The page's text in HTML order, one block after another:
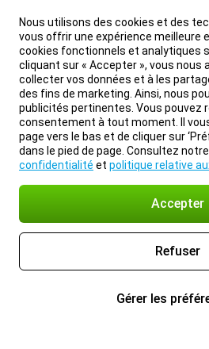
Nous utilisons des cookies et des
vous offrir une expérience meilleure
cookies fonctionnels et analytiques
cliquant sur « Accepter », vous nous
collecter vos données et à les
des fins de marketing. Ainsi, nous
publicités pertinentes. Vous pouvez
consentement à tout moment. Il
page vers le bas et de cliquer sur
dans le pied de page. Consultez notre
confidentialité et politique relative
Accepter
Refuser
Gérer les